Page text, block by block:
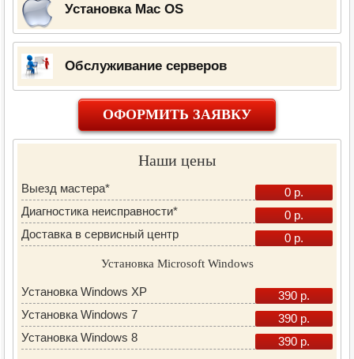
Установка Mac OS
Обслуживание серверов
ОФОРМИТЬ ЗАЯВКУ
Наши цены
Выезд мастера*
0 р.
Диагностика неисправности*
0 р.
Доставка в сервисный центр
0 р.
Установка Microsoft Windows
Установка Windows XP
390 р.
Установка Windows 7
390 р.
Установка Windows 8
390 р.